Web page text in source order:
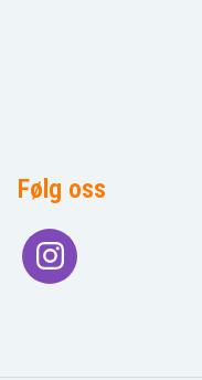
Følg oss